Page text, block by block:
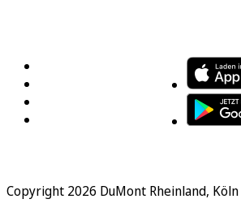
Copyright 2026 DuMont Rheinland, Köln